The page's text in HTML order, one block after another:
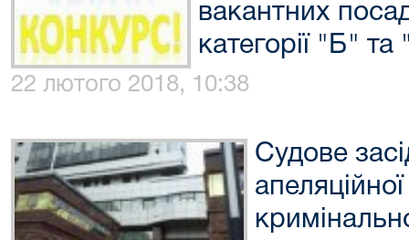
вакантних
категорії "Б" та
22 лютого 2018, 10:38
Судове